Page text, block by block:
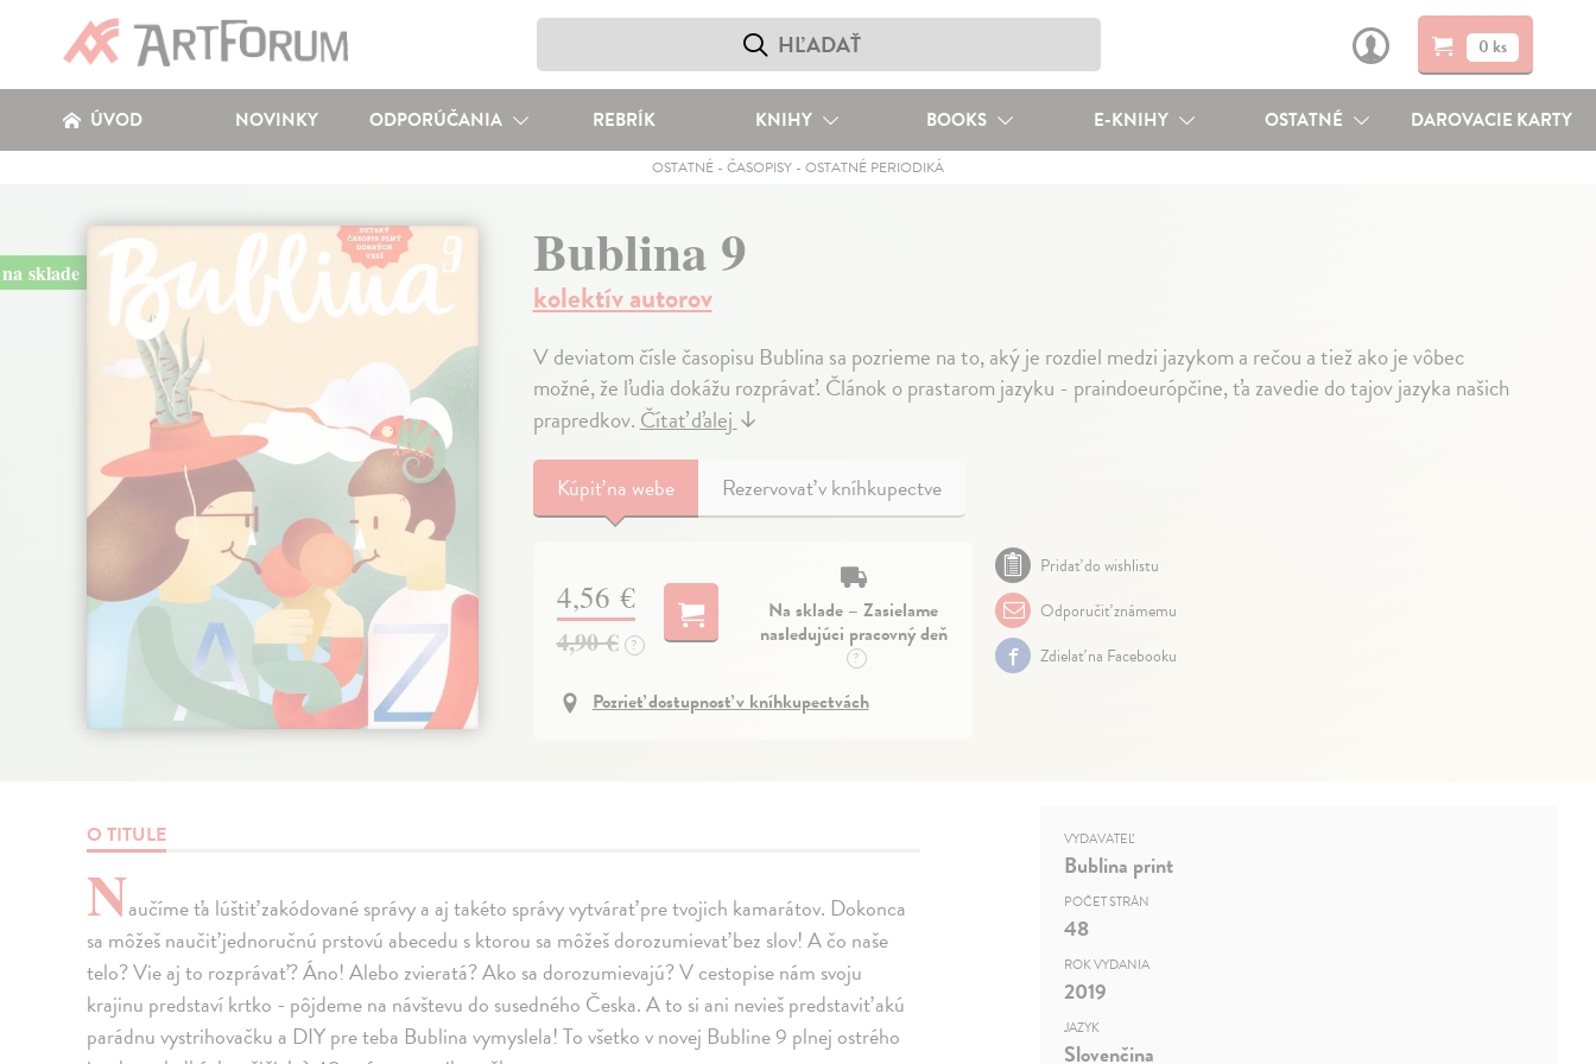
0 ks
ÚVOD NOVINKY ODPORÚČANIA REBRÍK KNIHY BOOKS E-KNIHY OSTATNÉ DAROVACIE KARTY
OSTATNÉ- ČASOPISY- OSTATNÉ PERIODIKÁ
na sklade Bublina 9
kolektív autorov
V deviatom čísle časopisu Bublina sa pozrieme na to, aký je rozdiel medzi jazykom a rečou a tiež ako je vôbec
možné, že ľudia dokážu rozprávať. Článok o prastarom jazyku - praindoeurópčine, ťa zavedie do tajov jazyka našich
prapredkov.Čítať ďalej↓
Kúpiťna webe Rezervovať v kníhkupectve
4,56 €
4,90 € ?
Na sklade – Zasielame
nasledujúci pracovný deň
?
Pozrieť dostupnosť v kníhkupectvách
Pridať do wishlistu
Odporučiť známemu
Zdielať na Facebooku
O TITULE
Naučíme ťa lúštiť zakódované správy a aj takéto správy vytvárať pre tvojich kamarátov. Dokonca
sa môžeš naučiť jednoručnú prstovú abecedu s ktorou sa môžeš dorozumievať bez slov! A čo naše
telo? Vie aj to rozprávať? Áno! Alebo zvieratá? Ako sa dorozumievajú? V cestopise nám svoju
krajinu predstaví krtko - pôjdeme na návštevu do susedného Česka. A to si ani nevieš predstaviť akú
parádnu vystrihovačku a DIY pre teba Bublina vymyslela! To všetko v novej Bubline 9 plnej ostrého
VYDAVATEĽ
Bublina print
POČET STRÁN
48
ROK VYDANIA
2019
JAZYK
Slovenčina